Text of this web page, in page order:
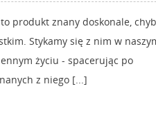
produkt znany doskonale,
Stykamy się z nim w
życiu - spacerując po
z niego [...]